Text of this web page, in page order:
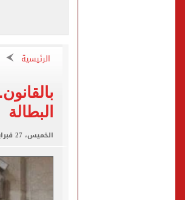
الرئيسية
البطالة
الخميس، 27 فبراير 2025 07:00 ص